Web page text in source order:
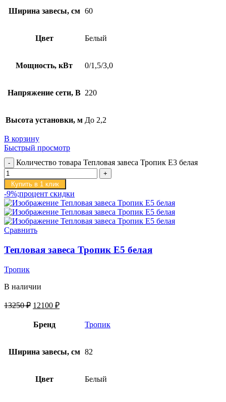
Ширина завесы, см 60
Цвет Белый
Мощность, кВт 0/1,5/3,0
Напряжение сети, В 220
Высота установки, м До 2,2
В корзину
Быстрый просмотр
Количество товара Тепловая завеса Тропик E3 белая
Купить в 1 клик
-9%;процент скидки
Сравнить
Тепловая завеса Тропик E5 белая
Тропик
В наличии
13250₽ 12100 ₽
Бренд Тропик
Ширина завесы, см 82
Цвет Белый